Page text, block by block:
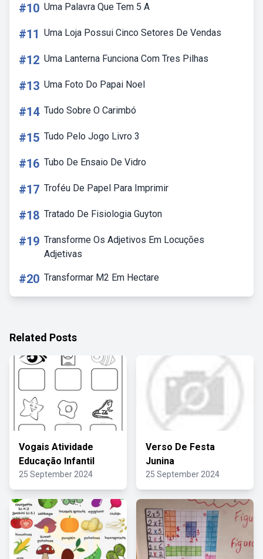
#10 Uma Palavra Que Tem 5 A
#11 Uma Loja Possui Cinco Setores De Vendas
#12 Uma Lanterna Funciona Com Tres Pilhas
#13 Uma Foto Do Papai Noel
#14 Tudo Sobre O Carimbó
#15 Tudo Pelo Jogo Livro 3
#16 Tubo De Ensaio De Vidro
#17 Troféu De Papel Para Imprimir
#18 Tratado De Fisiologia Guyton
#19 Transforme Os Adjetivos Em Locuções
Adjetivas
#20 Transformar M2 Em Hectare
Related Posts
Vogais Atividade
Educação Infantil
25 September 2024
Verso De Festa
Junina
25 September 2024